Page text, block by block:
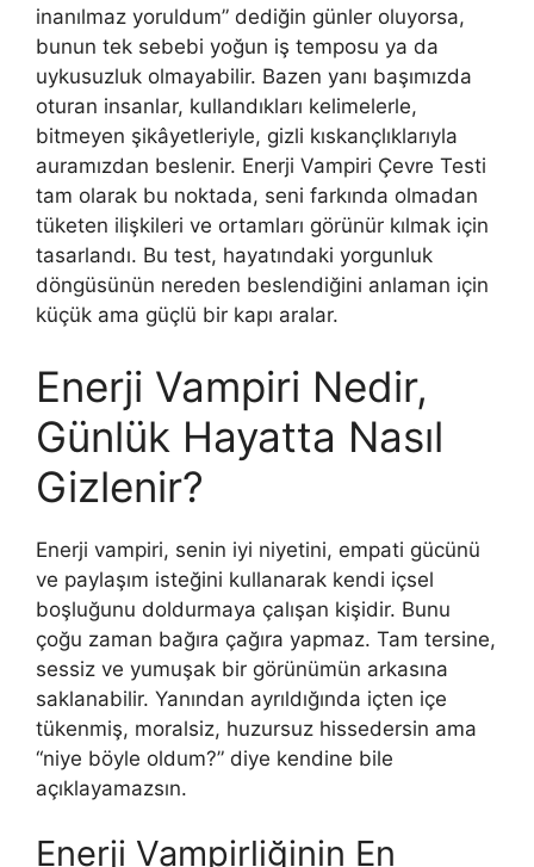
inanılmaz yoruldum” dediğin günler oluyorsa,
bunun tek sebebi yoğun iş temposu ya da
uykusuzluk olmayabilir. Bazen yanı başımızda
oturan insanlar, kullandıkları kelimelerle,
bitmeyen şikâyetleriyle, gizli kıskançlıklarıyla
auramızdan beslenir. Enerji Vampiri Çevre Testi
tam olarak bu noktada, seni farkında olmadan
tüketen ilişkileri ve ortamları görünür kılmak için
tasarlandı. Bu test, hayatındaki yorgunluk
döngüsünün nereden beslendiğini anlaman için
küçük ama güçlü bir kapı aralar.
Enerji Vampiri Nedir,
Günlük Hayatta Nasıl
Gizlenir?
Enerji vampiri, senin iyi niyetini, empati gücünü
ve paylaşım isteğini kullanarak kendi içsel
boşluğunu doldurmaya çalışan kişidir. Bunu
çoğu zaman bağıra çağıra yapmaz. Tam tersine,
sessiz ve yumuşak bir görünümün arkasına
saklanabilir. Yanından ayrıldığında içten içe
tükenmiş, moralsiz, huzursuz hissedersin ama
“niye böyle oldum?” diye kendine bile
açıklayamazsın.
Enerji Vampirliğinin En